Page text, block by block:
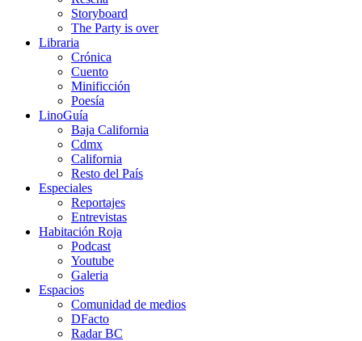
Storyboard
The Party is over
Libraria
Crónica
Cuento
Minificción
Poesía
LinoGuía
Baja California
Cdmx
California
Resto del País
Especiales
Reportajes
Entrevistas
Habitación Roja
Podcast
Youtube
Galeria
Espacios
Comunidad de medios
DFacto
Radar BC